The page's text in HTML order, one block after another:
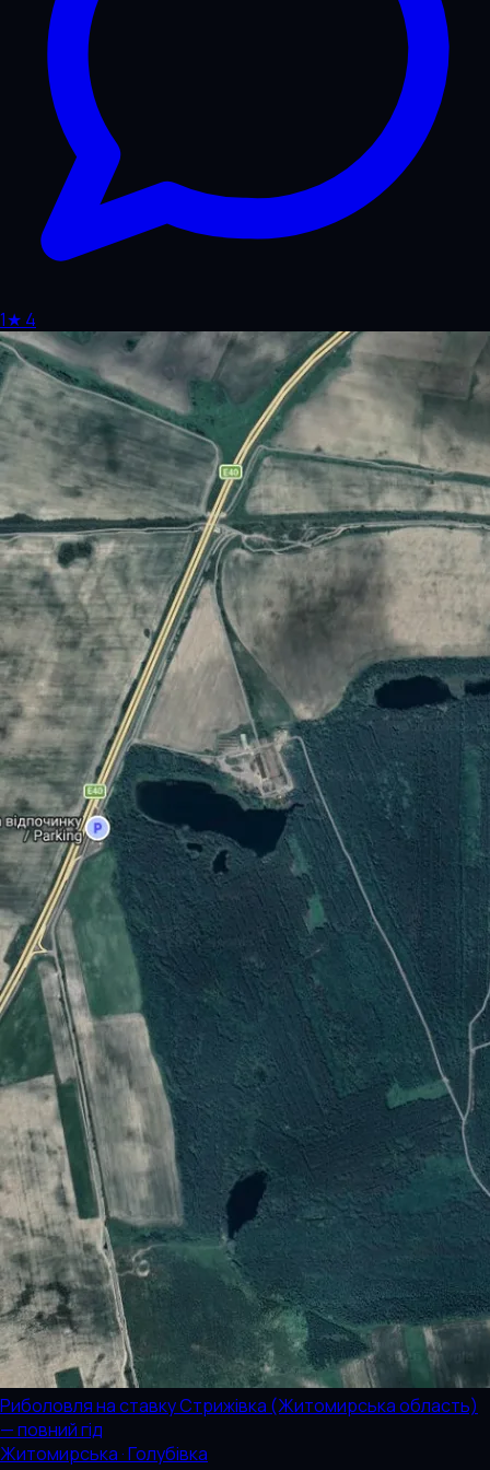
1★ 4
Риболовля на ставку Стрижівка (Житомирська область)
— повний гід
Житомирська · Голубівка